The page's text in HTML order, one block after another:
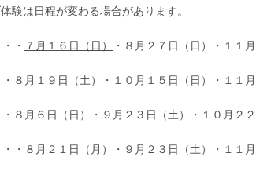
験は日程が変わる場合があります。
・ ７月１６日（日） ・８月２７日（日）・１１
８月１９日（土）・１０月１５日（日）・１１
８月６日（日）・９月２３日（土）・１０月２
・８月２１日（月）・９月２３日（土）・１１